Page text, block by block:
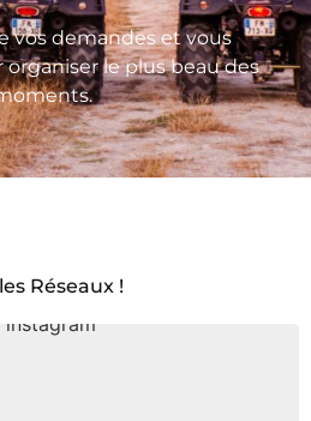
vos demandes et vous
le plus beau des
Réseaux !